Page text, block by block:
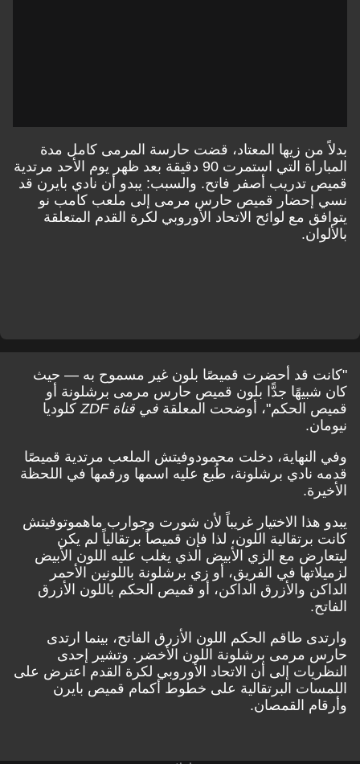
بدلاً من زيها المعتاد، قضت حارسة المرمى كامل مدة
المباراة التي استمرت 90 دقيقة بعد ظهر يوم الأحد مرتدية
قميص تدريب أصفر فاتح. والسبب: يبدو أن نادي بايرن قد
نسي إحضار قميص حارس مرمى إلى ملعب كامب نو
يتوافق مع لوائح الاتحاد الأوروبي لكرة القدم المتعلقة
بالألوان.
"كانت قد أحضرت قميصًا بلون غير مسموح به — حيث
كان شبيهًا جدًّا بلون قميص حارس مرمى برشلونة أو
قميص الحكم"، أوضحت المعلقة في قناة ZDF
كلوديا
نيومان.
وفي النهاية، دخلت محمودوفيتش الملعب مرتدية قميصًا
قدمه نادي برشلونة، طُبع عليه اسمها ورقمها في اللحظة
الأخيرة.
يبدو هذا الاختيار غريباً لأن شورت وجوارب ماهموتوفيتش
كانت برتقالية اللون، لذا فإن قميصاً برتقالياً لم يكن
ليتعارض مع الزي الأبيض الذي يغلب عليه اللون الأبيض
لزميلاتها في الفريق، أو زي برشلونة باللونين الأحمر
الداكن والأزرق الداكن، أو قميص الحكم باللون الأزرق
الفاتح.
وارتدى طاقم الحكم اللون الأزرق الفاتح، بينما ارتدى
حارس مرمى برشلونة اللون الأخضر. وتشير إحدى
النظريات إلى أن الاتحاد الأوروبي لكرة القدم اعترض على
اللمسات البرتقالية على خطوط أكمام قميص بايرن
وأرقام القمصان.